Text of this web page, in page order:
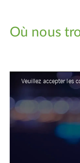
Où nous
Veuillez accepter les